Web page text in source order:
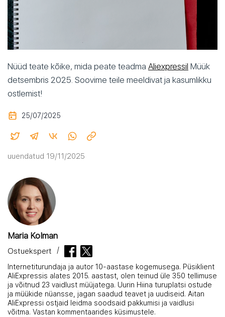
Nüüd teate kõike, mida peate teadma Aliexpressil Müük
detsembris 2025. Soovime teile meeldivat ja kasumlikku
ostlemist!
25/07/2025
uuendatud 19/11/2025
Maria Kolman
Ostuekspert
Internetiturundaja ja autor 10-aastase kogemusega. Püsiklient
AliExpressis alates 2015. aastast, olen teinud üle 350 tellimuse
ja võitnud 23 vaidlust müüjatega. Uurin Hiina turuplatsi ostude
ja müükide nüansse, jagan saadud teavet ja uudiseid. Aitan
AliExpressi ostjaid leidma soodsaid pakkumisi ja vaidlusi
võitma. Vastan kommentaarides küsimustele.